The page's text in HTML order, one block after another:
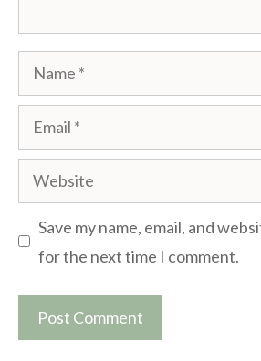
Name
Email
Website
Save my name, email, and
for the next time I comment.